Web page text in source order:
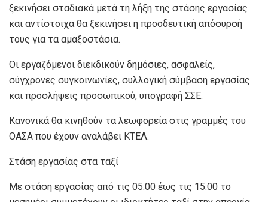
ξεκινήσει σταδιακά μετά τη λήξη της στάσης εργασίας
και αντίστοιχα θα ξεκινήσει η προοδευτική απόσυρσή
τους για τα αμαξοστάσια.
Οι εργαζόμενοι διεκδικούν δημόσιες, ασφαλείς,
σύγχρονες συγκοινωνίες, συλλογική σύμβαση εργασίας
και προσλήψεις προσωπικού, υπογραφή ΣΣΕ.
Κανονικά θα κινηθούν τα λεωφορεία στις γραμμές του
ΟΑΣΑ που έχουν αναλάβει ΚΤΕΛ.
Στάση εργασίας στα ταξί
Με στάση εργασίας από τις 05:00 έως τις 15:00 το